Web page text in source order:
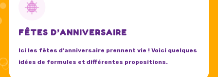
FÊTES D’ANNIVERSAIRE
Ici les fêtes d’anniversaire prennent vie ! Voici quelques
idées de formules et différentes propositions.